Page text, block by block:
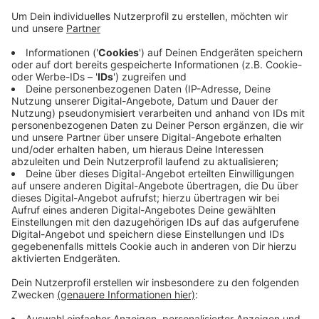
Anzeige
Gesucht werden nicht-pädagogische Mitarbeiter, die
beim gemeinsamen Händewaschen helfen, aber auch
beim Tischdecken, Putzen oder Essen verteilen. 105
Millionen Euro stellt das Land bis Ende des Jahres zur
Verfügung. Jede Kita kann dafür bis zu 10.500 Euro
beantragen.
Weitere Informationen gibt esHIER.
Anzeige